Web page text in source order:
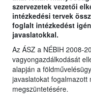
szervezetek vezetői
intézkedési tervek
foglalt intézkedést
javaslatokkal.
Az ÁSZ a NÉBIH 2008-
vagyongazdálkodását
alapján a
javaslatokat
megszüntetésére.